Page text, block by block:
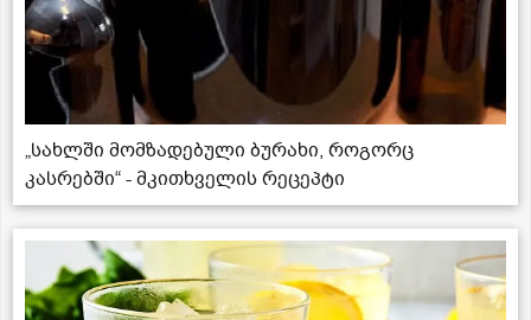
„სახლში მომზადებული ბურახი, როგორც
კასრებში“ - მკითხველის რეცეპტი